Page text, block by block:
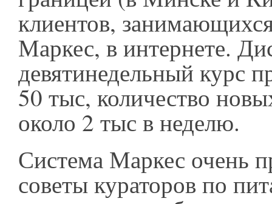
клиентов,
Маркес, в интернете.
девятинедельный курс
50 тыс, количество
около 2 тыс в неделю.
Система Маркес очень
советы кураторов по